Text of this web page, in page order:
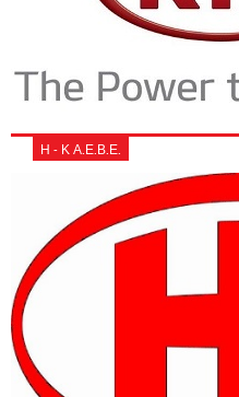
Η - Κ Α.Ε.Β.Ε.